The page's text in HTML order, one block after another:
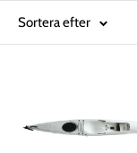
Sortera efter